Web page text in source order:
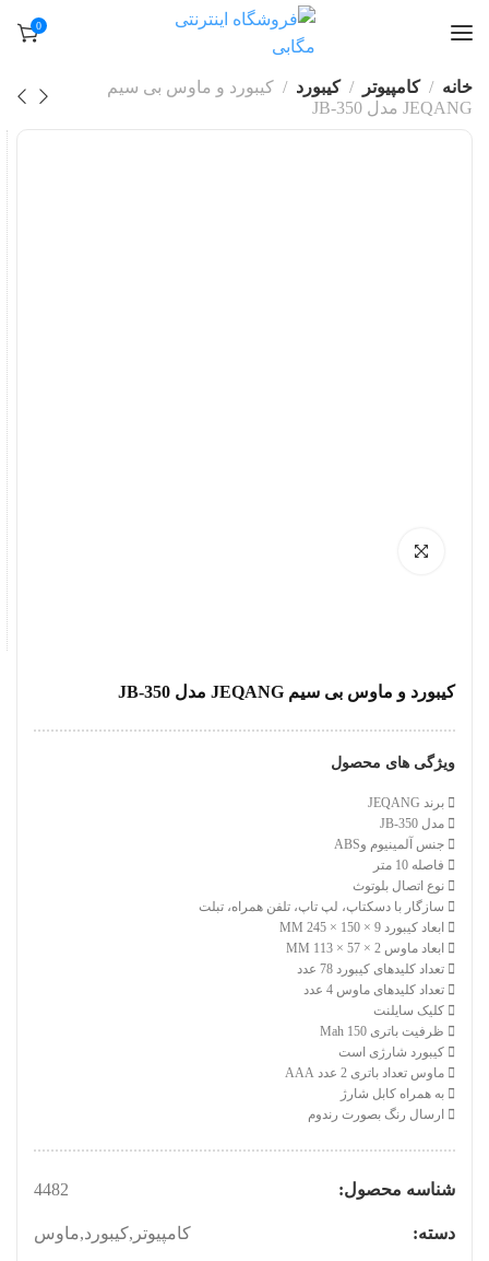
0
خانه کامپیوتر کیبورد
کیبورد و ماوس بی سیم
JEQANG مدل JB-350
کیبورد و ماوس بی سیم JEQANG مدل JB-350
ویژگی های محصول
برند JEQANG
مدل JB-350
جنس آلمینیوم وABS
فاصله 10 متر
نوع اتصال بلوتوث
سازگار با دسکتاپ، لپ تاپ، تلفن همراه، تبلت
ابعاد کیبورد 9 × 150 × 245 MM
ابعاد ماوس 2 × 57 × 113 MM
تعداد کلیدهای کیبورد 78 عدد
تعداد کلیدهای ماوس 4 عدد
کلیک سایلنت
ظرفیت باتری 150 Mah
کیبورد شارژی است
ماوس تعداد باتری 2 عدد AAA
به همراه کابل شارژ
ارسال رنگ بصورت رندوم
شناسه محصول: 4482
دسته: کامپیوتر ,کیبورد,ماوس